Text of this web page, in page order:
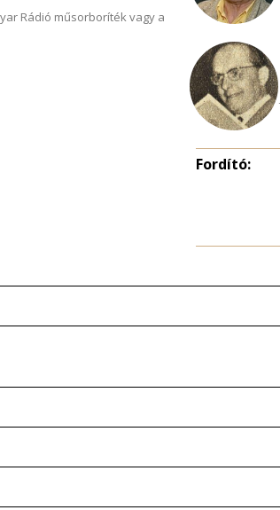
Rádió műsorboríték vagy a
Fordító: